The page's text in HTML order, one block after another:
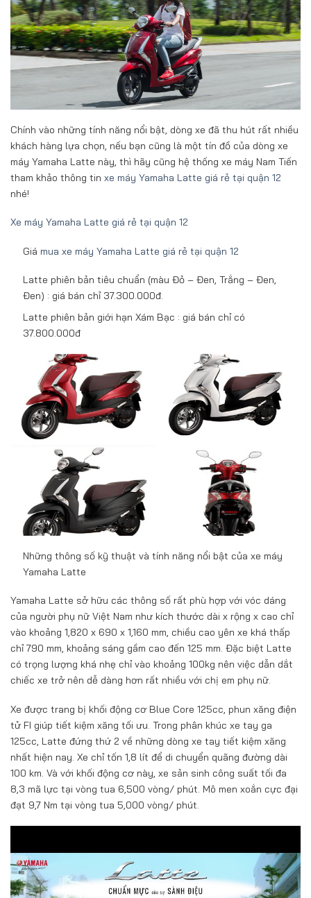
Chính vào những tính năng nổi bật, dòng xe đã thu hút rất nhiều
khách hàng lựa chọn, nếu bạn cũng là một tín đồ của dòng xe
máy Yamaha Latte này, thì hãy cũng hệ thống xe máy Nam Tiến
tham khảo thông tin xe máy Yamaha Latte giá rẻ tại quận 12
nhé!
Xe máy Yamaha Latte giá rẻ tại quận 12
Giá mua xe máy Yamaha Latte giá rẻ tại quận 12
Latte phiên bản tiêu chuẩn (màu Đỏ – Đen, Trắng – Đen,
Đen) : giá bán chỉ 37.300.000đ.
Latte phiên bản giới hạn Xám Bạc : giá bán chỉ có
37.800.000đ
Những thông số kỹ thuật và tính năng nổi bật của xe máy
Yamaha Latte
Yamaha Latte sở hữu các thông số rất phù hợp với vóc dáng
của người phụ nữ Việt Nam như kích thước dài x rộng x cao chỉ
vào khoảng 1,820 x 690 x 1,160 mm, chiều cao yên xe khá thấp
chỉ 790 mm, khoảng sáng gầm cao đến 125 mm. Đặc biệt Latte
có trọng lượng khá nhẹ chỉ vào khoảng 100kg nên việc dẫn dắt
chiếc xe trở nên dễ dàng hơn rất nhiều với chị em phụ nữ.
Xe được trang bị khối động cơ Blue Core 125cc, phun xăng điện
tử FI giúp tiết kiệm xăng tối ưu. Trong phân khúc xe tay ga
125cc, Latte đứng thứ 2 về những dòng xe tay tiết kiệm xăng
nhất hiện nay. Xe chỉ tốn 1,8 lít để di chuyển quãng đường dài
100 km. Và với khối động cơ này, xe sản sinh công suất tối đa
8,3 mã lực tại vòng tua 6,500 vòng/ phút. Mô men xoắn cực đại
đạt 9,7 Nm tại vòng tua 5,000 vòng/ phút.